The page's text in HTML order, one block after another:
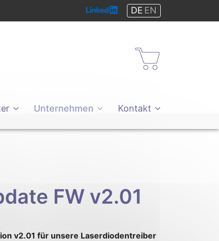
DE EN
Shop
Unternehmen Kontakt
FW v2.01
v2.01 für unsere Laserdiodentreiber